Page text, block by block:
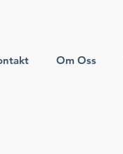
Om Oss